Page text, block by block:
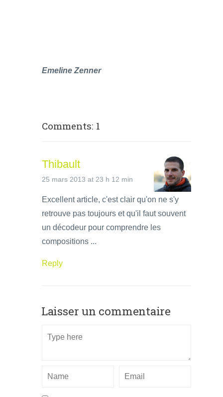
Emeline Zenner
Comments: 1
Thibault
25 mars 2013 at 23 h 12 min
Excellent article, c'est clair qu'on ne s'y
retrouve pas toujours et qu'il faut souvent
un décodeur pour comprendre les
compositions ...
Reply
Laisser un commentaire